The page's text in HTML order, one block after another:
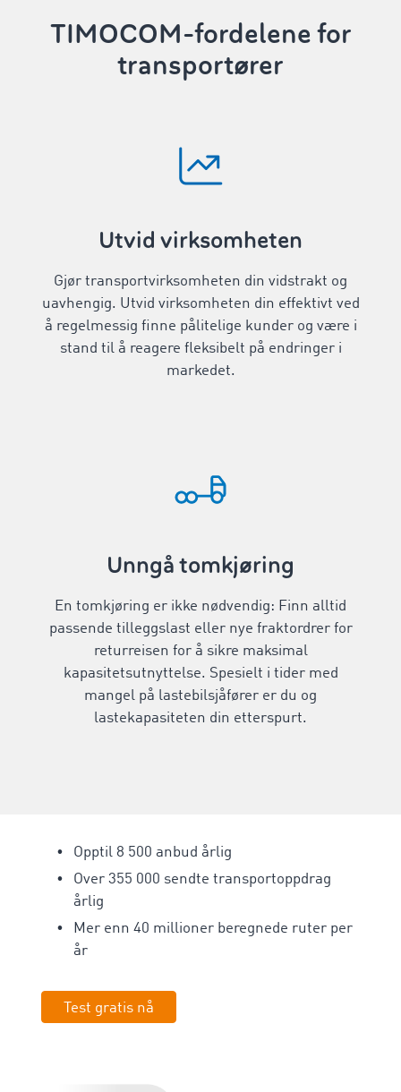
TIMOCOM-fordelene for
transportører
Utvid virksomheten
Gjør transportvirksomheten din vidstrakt og
uavhengig. Utvid virksomheten din effektivt ved
å regelmessig finne pålitelige kunder og være i
stand til å reagere fleksibelt på endringer i
markedet.
Unngå tomkjøring
En tomkjøring er ikke nødvendig: Finn alltid
passende tilleggslast eller nye fraktordrer for
returreisen for å sikre maksimal
kapasitetsutnyttelse. Spesielt i tider med
mangel på lastebilsjåfører er du og
lastekapasiteten din etterspurt.
Opptil 8 500 anbud årlig
Over 355 000 sendte transportoppdrag
årlig
Mer enn 40 millioner beregnede ruter per
år
Test gratis nå